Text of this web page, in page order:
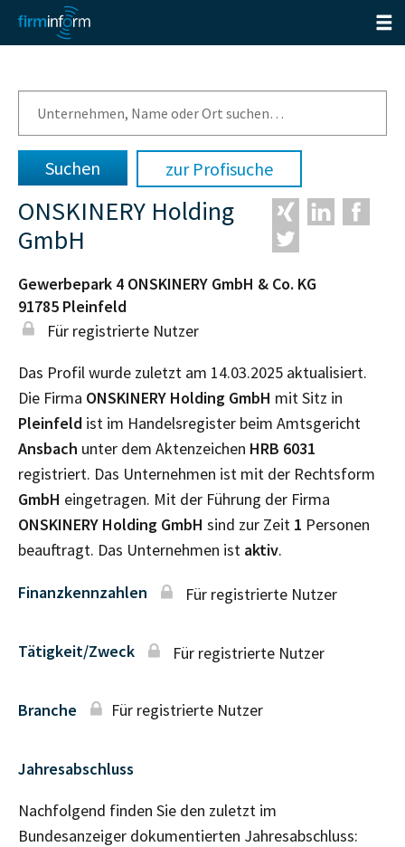
zur Profisuche
ONSKINERY Holding
GmbH
Gewerbepark 4 ONSKINERY GmbH & Co. KG
91785 Pleinfeld
Für registrierte Nutzer
Das Profil wurde zuletzt am 14.03.2025 aktualisiert.
Die Firma ONSKINERY Holding GmbH mit Sitz in
Pleinfeld ist im Handelsregister beim Amtsgericht
Ansbach unter dem Aktenzeichen HRB 6031
registriert. Das Unternehmen ist mit der Rechtsform
GmbH eingetragen. Mit der Führung der Firma
ONSKINERY Holding GmbH sind zur Zeit 1 Personen
beauftragt. Das Unternehmen ist aktiv.
Finanzkennzahlen Für registrierte Nutzer
Tätigkeit/Zweck Für registrierte Nutzer
Branche Für registrierte Nutzer
Jahresabschluss
Nachfolgend finden Sie den zuletzt im
Bundesanzeiger dokumentierten Jahresabschluss: